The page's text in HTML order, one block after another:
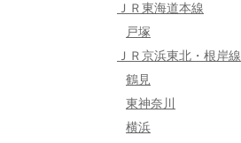
ＪＲ東海道本線
戸塚
ＪＲ京浜東北・根岸線
鶴見
東神奈川
横浜